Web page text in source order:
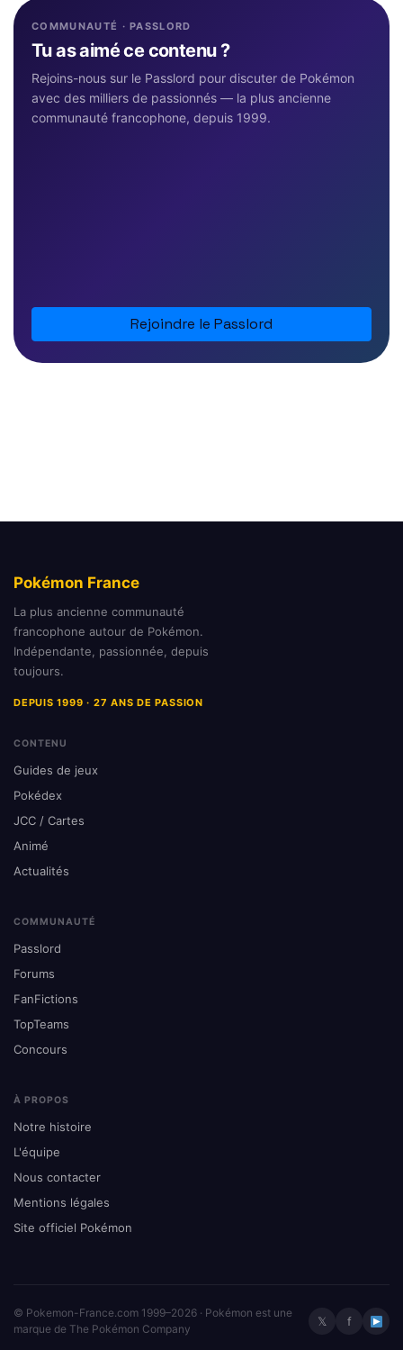
COMMUNAUTÉ · PASSLORD
Tu as aimé ce contenu ?
Rejoins-nous sur le Passlord pour discuter de Pokémon
avec des milliers de passionnés — la plus ancienne
communauté francophone, depuis 1999.
Rejoindre le Passlord
Pokémon France
La plus ancienne communauté
francophone autour de Pokémon.
Indépendante, passionnée, depuis
toujours.
DEPUIS 1999 · 27 ANS DE PASSION
CONTENU
Guides de jeux
Pokédex
JCC / Cartes
Animé
Actualités
COMMUNAUTÉ
Passlord
Forums
FanFictions
TopTeams
Concours
À PROPOS
Notre histoire
L'équipe
Nous contacter
Mentions légales
Site officiel Pokémon
© Pokemon-France.com 1999–2026 · Pokémon est une
marque de The Pokémon Company
𝕏 f